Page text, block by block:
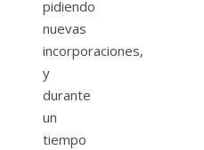
pidiendo
nuevas
incorporaciones,
y
durante
un
tiempo